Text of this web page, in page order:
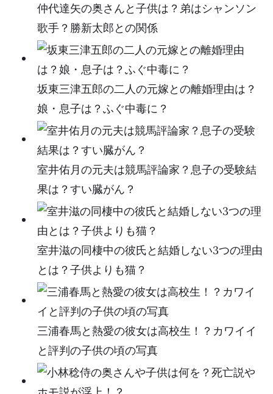
仲代達矢の奥さんと子供は？弟はシャンソン
歌手？勝新太郎との関係
坂東三津五郎の二人の元嫁との離婚理由は？
娘・息子は？ふぐ中毒に？
室井佑月の元夫は競馬評論家？息子の受験結
果は？すい臓がん？
室井滋の同棲中の彼氏と結婚しない3つの理由
とは？子供よりも猫？
三浦春馬と熱愛の彼女は高校生！？カワイイ
と評判の子供の頃の写真